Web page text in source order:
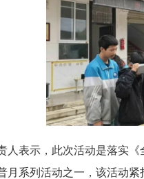
人表示，此次活动是落实
月系列活动之一，该活动